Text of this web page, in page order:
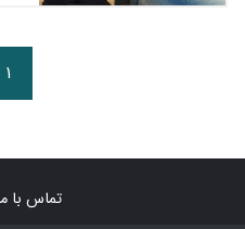
۱
تماس با